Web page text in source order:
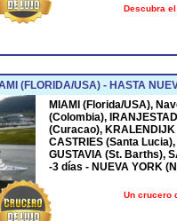
Descubra
(FLORIDA/USA) - HASTA
MIAMI (Florida/USA),
(Colombia),
(Curacao), KRALENDIJK
CASTRIES (Santa
GUSTAVIA (St. Barths),
-3 días - NUEVA YORK
Un crucero